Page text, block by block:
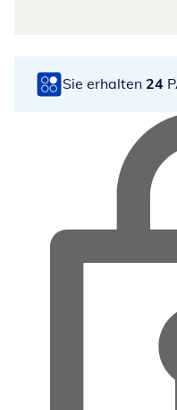
Sie erhalten 24